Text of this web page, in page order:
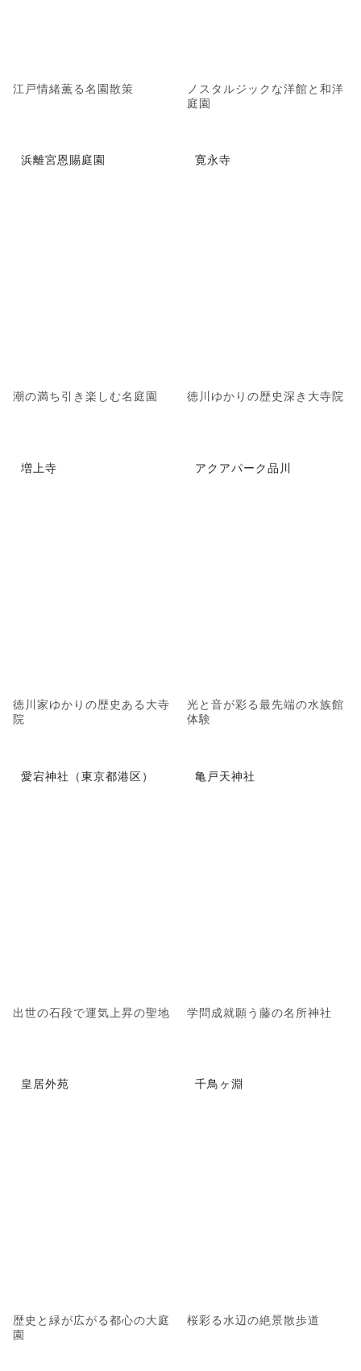
江戸情緒薫る名園散策
ノスタルジックな洋館と和洋
庭園
浜離宮恩賜庭園
潮の満ち引き楽しむ名庭園
寛永寺
徳川ゆかりの歴史深き大寺院
増上寺
徳川家ゆかりの歴史ある大寺
院
アクアパーク品川
光と音が彩る最先端の水族館
体験
愛宕神社（東京都港区）
出世の石段で運気上昇の聖地
亀戸天神社
学問成就願う藤の名所神社
皇居外苑
歴史と緑が広がる都心の大庭
園
千鳥ヶ淵
桜彩る水辺の絶景散歩道